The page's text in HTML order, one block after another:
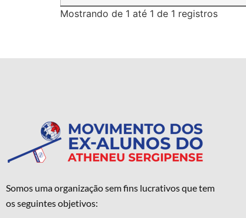
Mostrando de 1 até 1 de 1 registros
Somos uma organização sem fins lucrativos que tem
os seguintes objetivos: